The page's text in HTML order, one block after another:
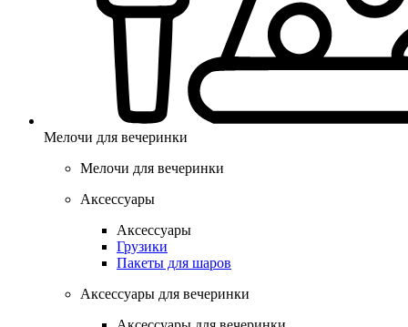
Мелочи для вечеринки
Мелочи для вечеринки
Аксессуары
Аксессуары
Грузики
Пакеты для шаров
Аксессуары для вечеринки